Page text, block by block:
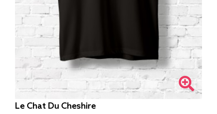
Le Chat Du Cheshire